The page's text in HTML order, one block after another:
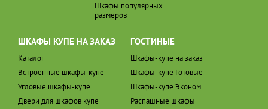
Шкафы популярных
размеров
ШКАФЫ КУПЕ НА ЗАКАЗ
Каталог
Встроенные шкафы-купе
Угловые шкафы-купе
Двери для шкафов купе
ГОСТИНЫЕ
Шкафы-купе на заказ
Шкафы-купе Готовые
Шкафы-купе Эконом
Распашные шкафы